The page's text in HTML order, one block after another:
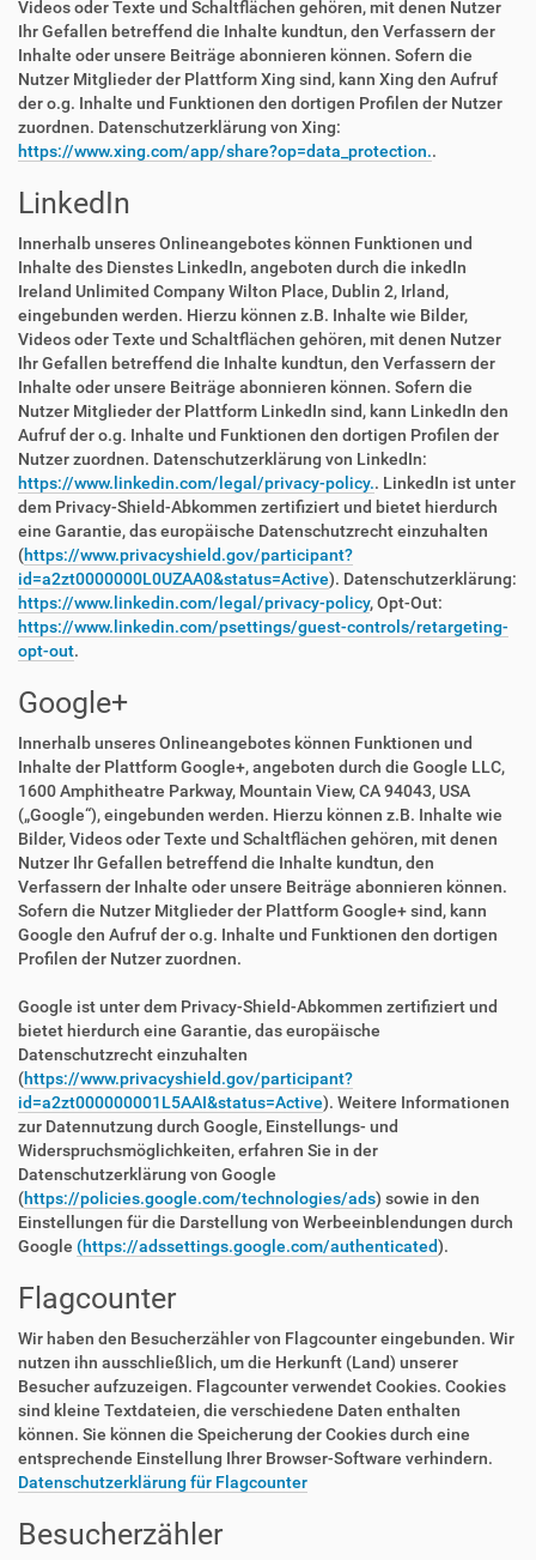
Videos oder Texte und Schaltflächen gehören, mit denen Nutzer
Ihr Gefallen betreffend die Inhalte kundtun, den Verfassern der
Inhalte oder unsere Beiträge abonnieren können. Sofern die
Nutzer Mitglieder der Plattform Xing sind, kann Xing den Aufruf
der o.g. Inhalte und Funktionen den dortigen Profilen der Nutzer
zuordnen. Datenschutzerklärung von Xing:
https://www.xing.com/app/share?op=data_protection..
LinkedIn
Innerhalb unseres Onlineangebotes können Funktionen und
Inhalte des Dienstes LinkedIn, angeboten durch die inkedIn
Ireland Unlimited Company Wilton Place, Dublin 2, Irland,
eingebunden werden. Hierzu können z.B. Inhalte wie Bilder,
Videos oder Texte und Schaltflächen gehören, mit denen Nutzer
Ihr Gefallen betreffend die Inhalte kundtun, den Verfassern der
Inhalte oder unsere Beiträge abonnieren können. Sofern die
Nutzer Mitglieder der Plattform LinkedIn sind, kann LinkedIn den
Aufruf der o.g. Inhalte und Funktionen den dortigen Profilen der
Nutzer zuordnen. Datenschutzerklärung von LinkedIn:
https://www.linkedin.com/legal/privacy-policy.. LinkedIn ist unter
dem Privacy-Shield-Abkommen zertifiziert und bietet hierdurch
eine Garantie, das europäische Datenschutzrecht einzuhalten
(https://www.privacyshield.gov/participant?
id=a2zt0000000L0UZAA0&status=Active). Datenschutzerklärung:
https://www.linkedin.com/legal/privacy-policy, Opt-Out:
https://www.linkedin.com/psettings/guest-controls/retargeting-
opt-out.
Google+
Innerhalb unseres Onlineangebotes können Funktionen und
Inhalte der Plattform Google+, angeboten durch die Google LLC,
1600 Amphitheatre Parkway, Mountain View, CA 94043, USA
(„Google“), eingebunden werden. Hierzu können z.B. Inhalte wie
Bilder, Videos oder Texte und Schaltflächen gehören, mit denen
Nutzer Ihr Gefallen betreffend die Inhalte kundtun, den
Verfassern der Inhalte oder unsere Beiträge abonnieren können.
Sofern die Nutzer Mitglieder der Plattform Google+ sind, kann
Google den Aufruf der o.g. Inhalte und Funktionen den dortigen
Profilen der Nutzer zuordnen.
Google ist unter dem Privacy-Shield-Abkommen zertifiziert und
bietet hierdurch eine Garantie, das europäische
Datenschutzrecht einzuhalten
(https://www.privacyshield.gov/participant?
id=a2zt000000001L5AAI&status=Active). Weitere Informationen
zur Datennutzung durch Google, Einstellungs- und
Widerspruchsmöglichkeiten, erfahren Sie in der
Datenschutzerklärung von Google
(https://policies.google.com/technologies/ads) sowie in den
Einstellungen für die Darstellung von Werbeeinblendungen durch
Google (https://adssettings.google.com/authenticated).
Flagcounter
Wir haben den Besucherzähler von Flagcounter eingebunden. Wir
nutzen ihn ausschließlich, um die Herkunft (Land) unserer
Besucher aufzuzeigen. Flagcounter verwendet Cookies. Cookies
sind kleine Textdateien, die verschiedene Daten enthalten
können. Sie können die Speicherung der Cookies durch eine
entsprechende Einstellung Ihrer Browser-Software verhindern.
Datenschutzerklärung für Flagcounter
Besucherzähler